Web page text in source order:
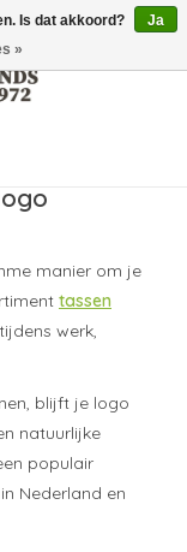
manier om je
tassen
werk,
blijft je logo
natuurlijke
populair
Nederland en
Is dat akkoord?
Ja
»